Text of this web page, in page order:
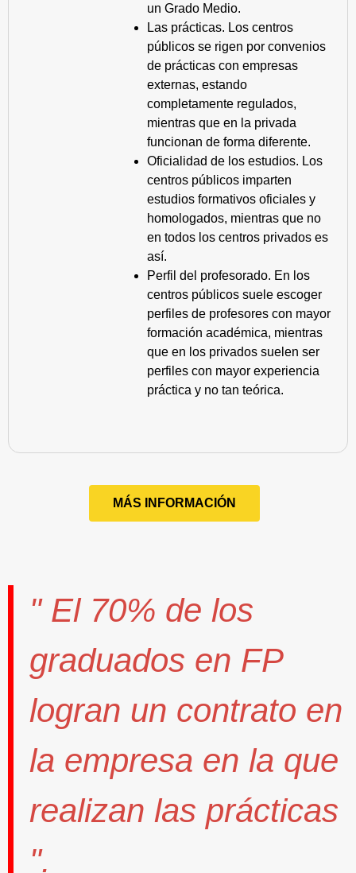
un Grado Medio.
Las prácticas. Los centros
públicos se rigen por convenios
de prácticas con empresas
externas, estando
completamente regulados,
mientras que en la privada
funcionan de forma diferente.
Oficialidad de los estudios. Los
centros públicos imparten
estudios formativos oficiales y
homologados, mientras que no
en todos los centros privados es
así.
Perfil del profesorado. En los
centros públicos suele escoger
perfiles de profesores con mayor
formación académica, mientras
que en los privados suelen ser
perfiles con mayor experiencia
práctica y no tan teórica.
MÁS INFORMACIÓN
" El 70% de los
graduados en FP
logran un contrato en
la empresa en la que
realizan las prácticas
".